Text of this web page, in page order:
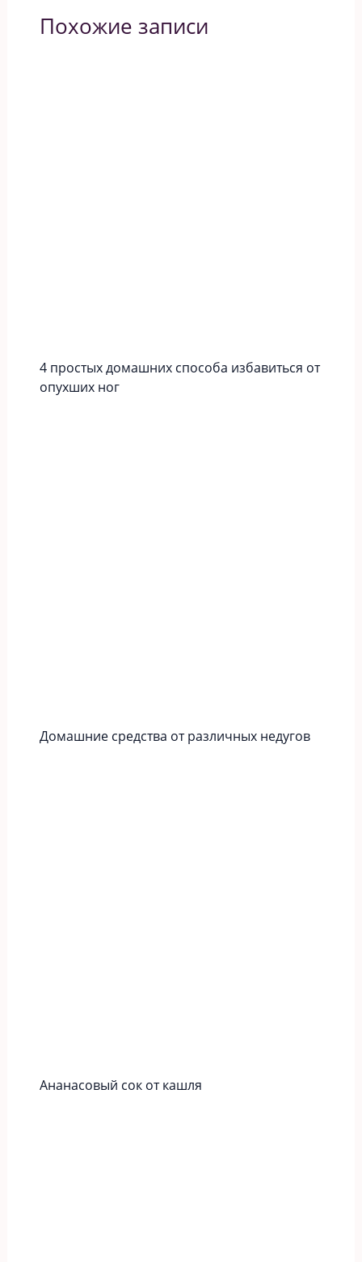
Похожие записи
4 простых домашних способа избавиться от
опухших ног
Домашние средства от различных недугов
Ананасовый сок от кашля